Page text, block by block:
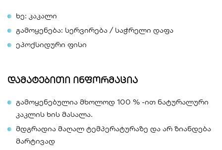
ხე: კაკალი
გამოყენება: სერვირება / საჭრელი დაფა
ეპოქსიდური ფისი
დამატებითი ინფორმაცია
გამოყენებულია მხოლოდ 100 % -ით ნატურალური
კაკლის ხის მასალა.
მდგრადია მაღალ ტემპერატურაზე და არ ზიანდება
მარტივად